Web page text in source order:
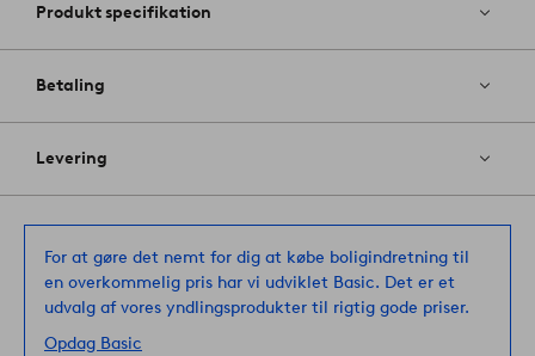
Produkt specifikation
Betaling
Levering
For at gøre det nemt for dig at købe boligindretning til
en overkommelig pris har vi udviklet Basic. Det er et
udvalg af vores yndlingsprodukter til rigtig gode priser.
Opdag Basic